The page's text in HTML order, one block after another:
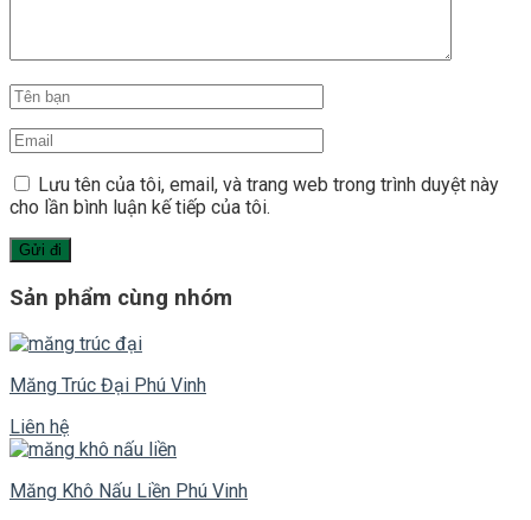
Lưu tên của tôi, email, và trang web trong trình duyệt này
cho lần bình luận kế tiếp của tôi.
Sản phẩm cùng nhóm
Măng Trúc Đại Phú Vinh
Liên hệ
Măng Khô Nấu Liền Phú Vinh